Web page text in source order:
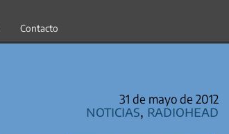
Contacto
31 de mayo de 2012
Noticias, Radiohead